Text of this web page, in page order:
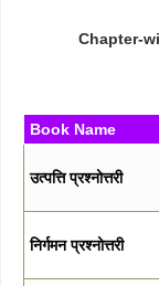
Chapter-
Book Name
उत्पत्ति प्रश्नोत्तरी
निर्गमन प्रश्नोत्तरी